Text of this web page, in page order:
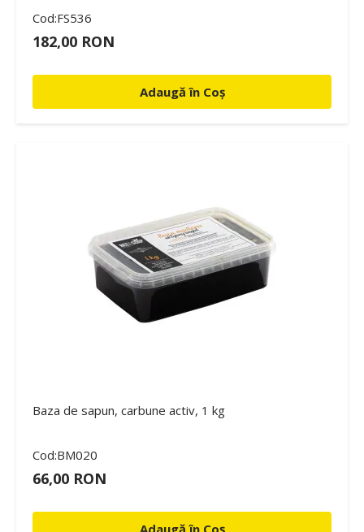
Cod:FS536
182,00 RON
Adaugă în Coș
Baza de sapun, carbune activ, 1 kg
Cod:BM020
66,00 RON
Adaugă în Coș